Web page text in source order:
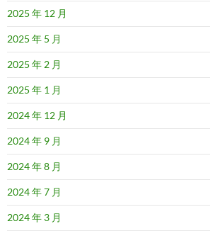
2025 年 12 月
2025 年 5 月
2025 年 2 月
2025 年 1 月
2024 年 12 月
2024 年 9 月
2024 年 8 月
2024 年 7 月
2024 年 3 月